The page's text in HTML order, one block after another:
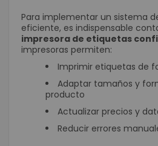
Para implementar un sistema
eficiente, es indispensable
impresora de etiquetas
impresoras permiten:
Imprimir etiquetas de
Adaptar tamaños y
producto
Actualizar precios y
Reducir errores